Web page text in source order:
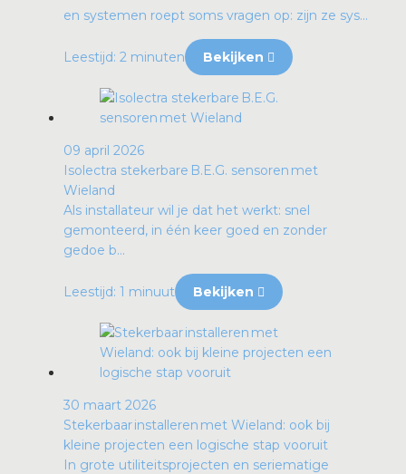
en systemen roept soms vragen op: zijn ze sys...
Leestijd: 2 minuten Bekijken
09 april 2026
Isolectra stekerbare B.E.G. sensoren met
Wieland
Als installateur wil je dat het werkt: snel
gemonteerd, in één keer goed en zonder
gedoe b...
Leestijd: 1 minuut Bekijken
30 maart 2026
Stekerbaar installeren met Wieland: ook bij
kleine projecten een logische stap vooruit
In grote utiliteitsprojecten en seriematige